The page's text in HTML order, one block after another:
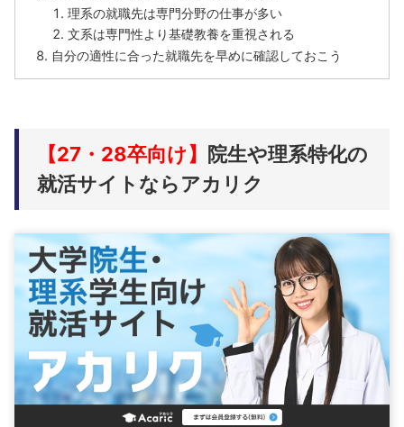
理系の就職先は専門分野の仕事が多い
文系は専門性より基礎教養を重視される
自分の適性に合った就職先を早めに確認しておこう
【27・28卒向け】
院生や理系特化の
就活サイトならアカリク